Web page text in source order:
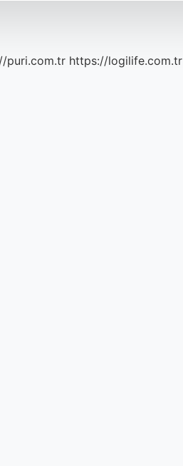
puri.com.tr https://logilife.com.tr